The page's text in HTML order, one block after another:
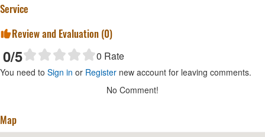
Service
Review and Evaluation (0)
0/5 0 Rate
You need to Sign in or Register new account for leaving comments.
No Comment!
Map